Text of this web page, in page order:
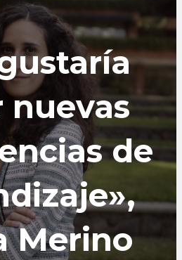
nuevas
de
Merino